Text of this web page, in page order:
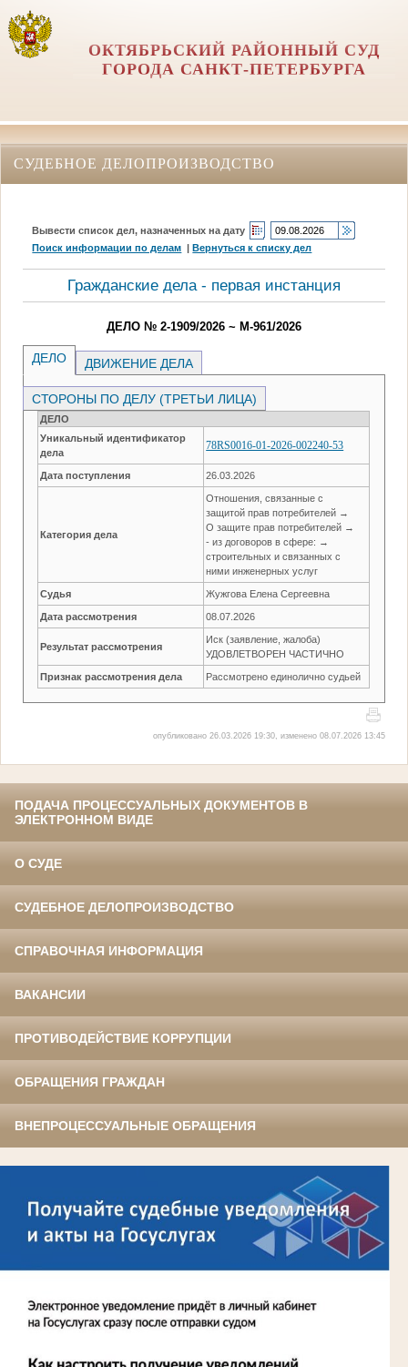
ОКТЯБРЬСКИЙ РАЙОННЫЙ СУД
ГОРОДА САНКТ-ПЕТЕРБУРГА
СУДЕБНОЕ ДЕЛОПРОИЗВОДСТВО
Вывести список дел, назначенных на дату
Поиск информации по делам |Вернуться к списку дел
Гражданские дела - первая инстанция
ДЕЛО № 2-1909/2026 ~ М-961/2026
ДЕЛО ДВИЖЕНИЕ ДЕЛА
СТОРОНЫ ПО ДЕЛУ (ТРЕТЬИ ЛИЦА)
ДЕЛО
Уникальный идентификатор
дела
78RS0016-01-2026-002240-53
Дата поступления 26.03.2026
Категория дела
Отношения, связанные с
защитой прав потребителей →
О защите прав потребителей →
- из договоров в сфере: →
строительных и связанных с
ними инженерных услуг
Судья Жужгова Елена Сергеевна
Дата рассмотрения 08.07.2026
Результат рассмотрения
Иск (заявление, жалоба)
УДОВЛЕТВОРЕН ЧАСТИЧНО
Признак рассмотрения дела Рассмотрено единолично судьей
опубликовано 26.03.2026 19:30, изменено 08.07.2026 13:45
ПОДАЧА ПРОЦЕССУАЛЬНЫХ ДОКУМЕНТОВ В
ЭЛЕКТРОННОМ ВИДЕ
О СУДЕ
СУДЕБНОЕ ДЕЛОПРОИЗВОДСТВО
СПРАВОЧНАЯ ИНФОРМАЦИЯ
ВАКАНСИИ
ПРОТИВОДЕЙСТВИЕ КОРРУПЦИИ
ОБРАЩЕНИЯ ГРАЖДАН
ВНЕПРОЦЕССУАЛЬНЫЕ ОБРАЩЕНИЯ